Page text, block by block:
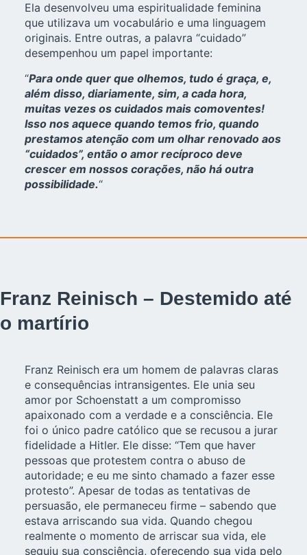
Ela desenvolveu uma espiritualidade feminina
que utilizava um vocabulário e uma linguagem
originais. Entre outras, a palavra “cuidado”
desempenhou um papel importante:
“Para onde quer que olhemos, tudo é graça, e,
além disso, diariamente, sim, a cada hora,
muitas vezes os cuidados mais comoventes!
Isso nos aquece quando temos frio, quando
prestamos atenção com um olhar renovado aos
“cuidados”, então o amor recíproco deve
crescer em nossos corações, não há outra
possibilidade.“
Franz Reinisch – Destemido até
o martírio
Franz Reinisch era um homem de palavras claras
e consequências intransigentes. Ele unia seu
amor por Schoenstatt a um compromisso
apaixonado com a verdade e a consciência. Ele
foi o único padre católico que se recusou a jurar
fidelidade a Hitler. Ele disse: “Tem que haver
pessoas que protestem contra o abuso de
autoridade; e eu me sinto chamado a fazer esse
protesto”. Apesar de todas as tentativas de
persuasão, ele permaneceu firme – sabendo que
estava arriscando sua vida. Quando chegou
realmente o momento de arriscar sua vida, ele
seguiu sua consciência, oferecendo sua vida pelo